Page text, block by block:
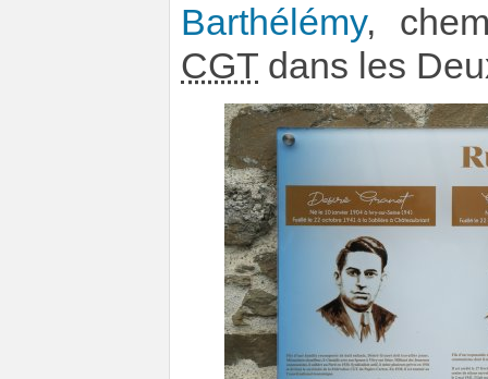
Barthélémy,
CGT dans les